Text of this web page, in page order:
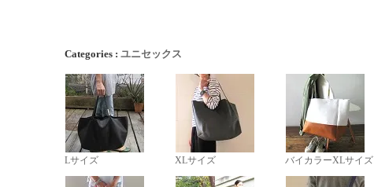
Categories : ユニセックス
Lサイズ XLサイズ バイカラーXLサイズ